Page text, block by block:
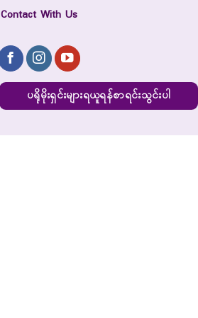
Contact With Us
ပရိုမိုးရှင်းများရယူရန်စာရင်းသွင်းပါ